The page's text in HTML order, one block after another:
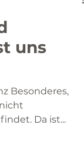
uns
Besonderes,
Da ist...